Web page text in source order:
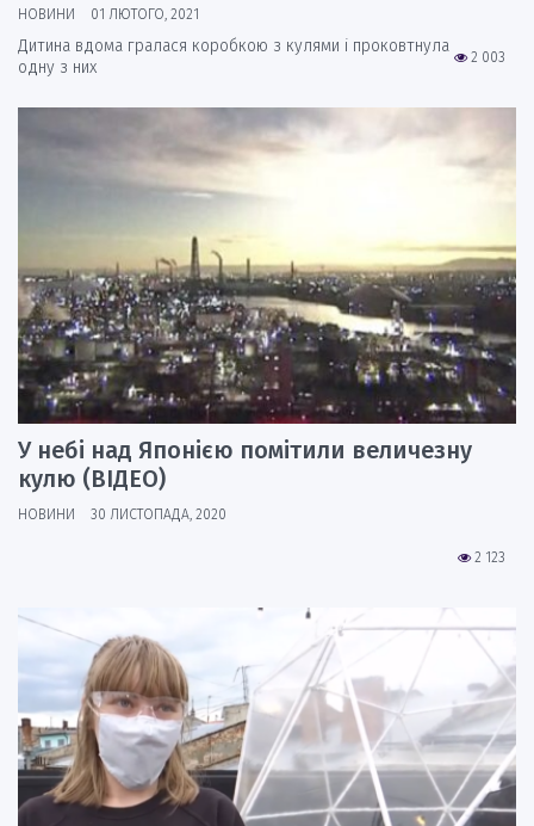
НОВИНИ 01 ЛЮТОГО, 2021
2 003
Дитина вдома гралася коробкою з кулями і проковтнула
одну з них
У небі над Японією помітили величезну
кулю (ВІДЕО)
НОВИНИ 30 ЛИСТОПАДА, 2020
2 123